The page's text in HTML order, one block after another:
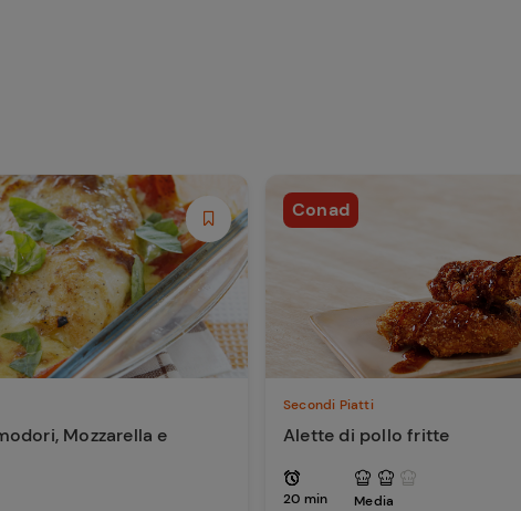
Mozzarella e
Conad
Secondi Piatti
Alette di pollo fritte
20 min Media